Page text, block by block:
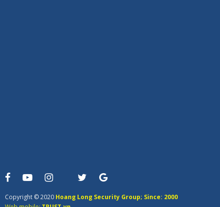
Copyright © 2020 Hoang Long Security Group; Since: 2000